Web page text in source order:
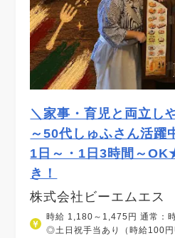
＼家事・育児と両立し
～50代しゅふさん活
1日～・1日3時間～
き！
株式会社ビーエムエス
時給 1,180～1,475円 通常：
◎土日祝手当あり（時給100円